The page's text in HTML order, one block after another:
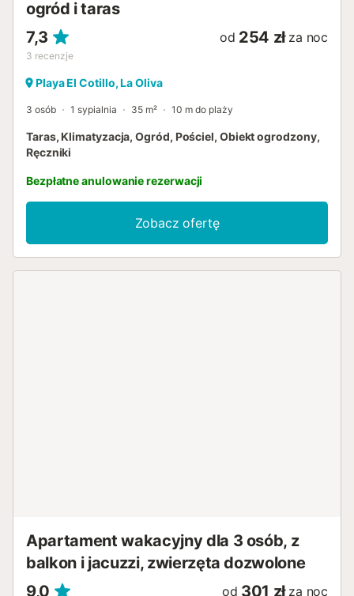
ogród i taras
7,3
3 recenzje
od 254 zł za noc
Playa El Cotillo, La Oliva
3 osób 1 sypialnia 35 m² 10 m do plaży
Taras, Klimatyzacja, Ogród, Pościel, Obiekt ogrodzony,
Ręczniki
Bezpłatne anulowanie rezerwacji
Zobacz ofertę
Apartament wakacyjny dla 3 osób, z
balkon i jacuzzi, zwierzęta dozwolone
9,0
od 301 zł za noc